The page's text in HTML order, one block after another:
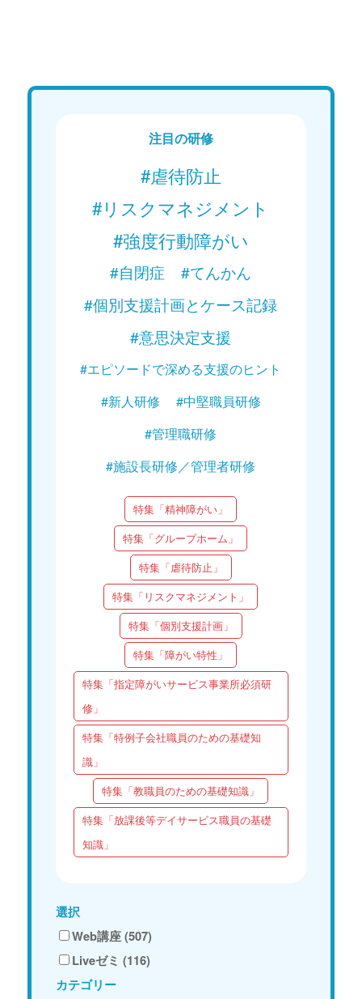
Web講義を視聴する
注目の研修
#虐待防止
#リスクマネジメント
#強度行動障がい
#自閉症
#てんかん
#個別支援計画とケース記録
#意思決定支援
#エピソードで深める支援のヒント
#新人研修
#中堅職員研修
#管理職研修
#施設長研修／管理者研修
特集「精神障がい」
特集「グループホーム」
特集「虐待防止」
特集「リスクマネジメント」
特集「個別支援計画」
特集「障がい特性」
特集「指定障がいサービス事業所必須研
修」
特集「特例子会社職員のための基礎知
識」
特集「教職員のための基礎知識」
特集「放課後等デイサービス職員の基礎
知識」
選択
Web講座 (507)
Liveゼミ (116)
カテゴリー